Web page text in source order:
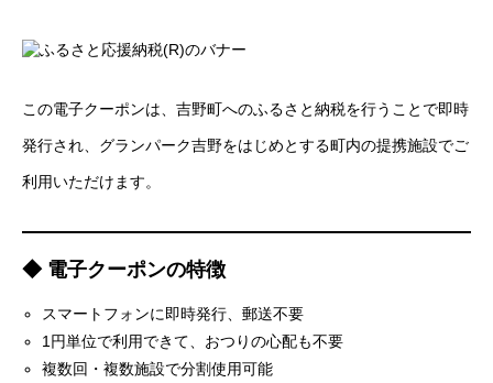
この電子クーポンは、吉野町へのふるさと納税を行うことで即時
発行され、グランパーク吉野をはじめとする町内の提携施設でご
利用いただけます。
◆ 電子クーポンの特徴
スマートフォンに即時発行、郵送不要
1円単位で利用できて、おつりの心配も不要
複数回・複数施設で分割使用可能